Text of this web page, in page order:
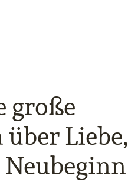
große
Liebe,